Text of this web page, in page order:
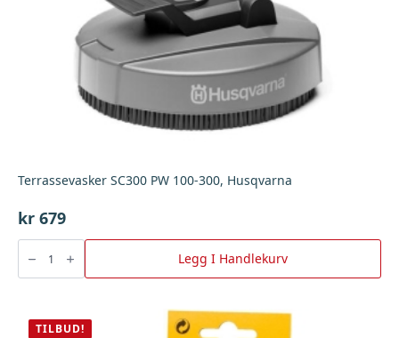
Terrassevasker SC300 PW 100-300, Husqvarna
kr 679
Terrassevasker
PW
100-
Legg I Handlekurv
TILBUD!